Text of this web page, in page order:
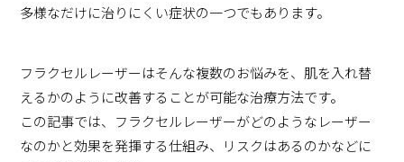
多様なだけに治りにくい症状の一つでもあります。
フラクセルレーザーはそんな複数のお悩みを、肌を入れ替
えるかのように改善することが可能な治療方法です。
この記事では、フラクセルレーザーがどのようなレーザー
なのかと効果を発揮する仕組み、リスクはあるのかなどに